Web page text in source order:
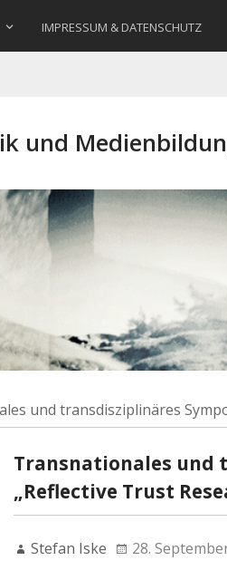
IMPRESSUM & DATENSCHUTZ
und
und transdisziplinäres
Transnationales und
„Reflective Trust
Stefan Iske 28.